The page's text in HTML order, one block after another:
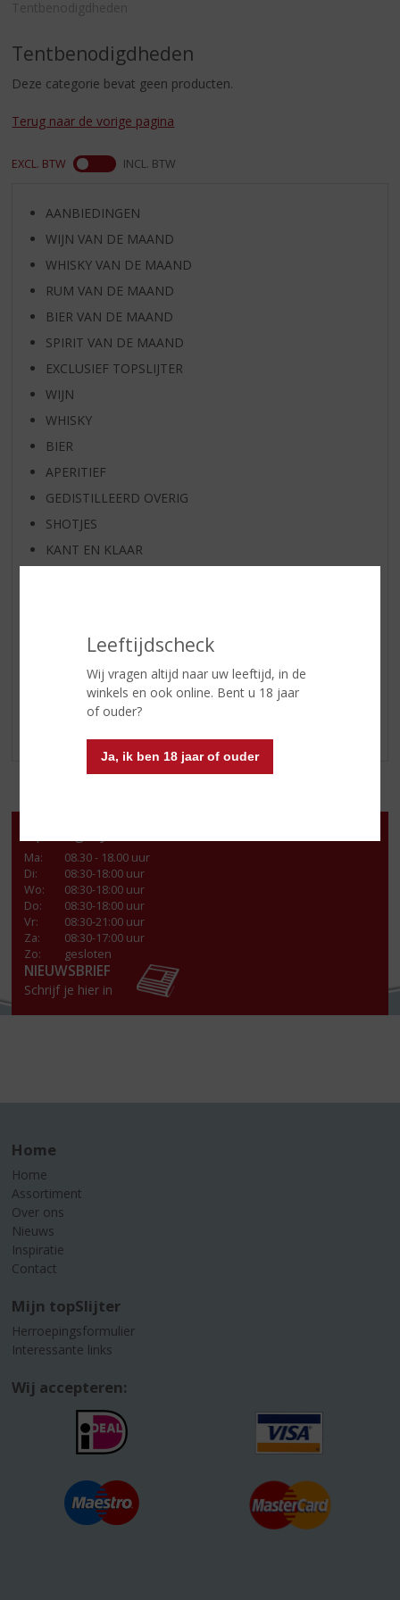
i
n
n
a
r
Leeftijdscheck
Wij vragen altijd naar uw leeftijd, in de
winkels en ook online. Bent u 18 jaar
of ouder?
Ja, ik ben 18 jaar of ouder
Tentbenodigdheden
Tentbenodigdheden
Deze categorie bevat geen producten.
Terug naar de vorige pagina
EXCL. BTW INCL. BTW
AANBIEDINGEN
WIJN VAN DE MAAND
WHISKY VAN DE MAAND
RUM VAN DE MAAND
BIER VAN DE MAAND
SPIRIT VAN DE MAAND
EXCLUSIEF TOPSLIJTER
WIJN
WHISKY
BIER
APERITIEF
GEDISTILLEERD OVERIG
SHOTJES
KANT EN KLAAR
(RELATIE)GESCHENKEN
PARTY EN VERHUUR
ALCOHOLVRIJE DRANKEN
Ma:
08.30 - 18.00 uur
Di:
08:30-18:00 uur
Wo:
08:30-18:00 uur
Do:
08:30-18:00 uur
Vr:
08:30-21:00 uur
Za:
08:30-17:00 uur
Zo:
gesloten
NIEUWSBRIEF
Schrijf je hier in
Home
Home
Assortiment
Over ons
Nieuws
Inspiratie
Contact
Mijn topSlijter
Herroepingsformulier
Interessante links
Wij accepteren: